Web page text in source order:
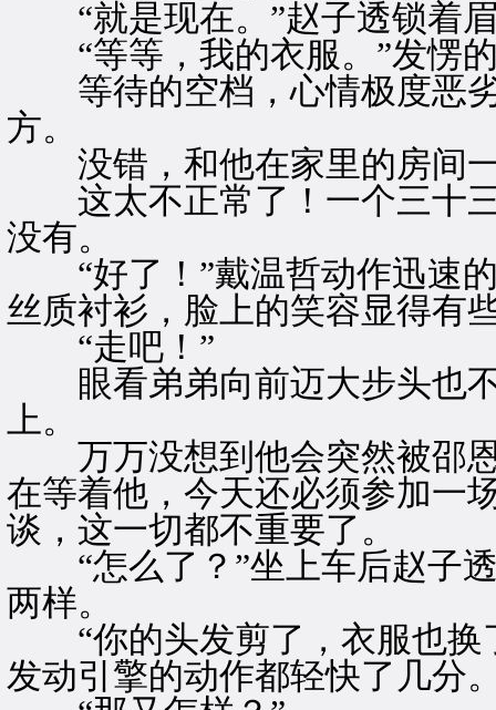
“就是现在。”赵子透锁着眉
“等等，我的衣服。”发愣的
等待的空档，心情极度恶劣
方。
没错，和他在家里的房间一
这太不正常了！一个三十三
没有。
“好了！”戴温哲动作迅速的
丝质衬衫，脸上的笑容显得有
“走吧！”
眼看弟弟向前迈大步头也不
上。
万万没想到他会突然被邵恩
在等着他，今天还必须参加一
谈，这一切都不重要了。
“怎么了？”坐上车后赵子透
两样。
“你的头发剪了，衣服也换
发动引擎的动作都轻快了几分